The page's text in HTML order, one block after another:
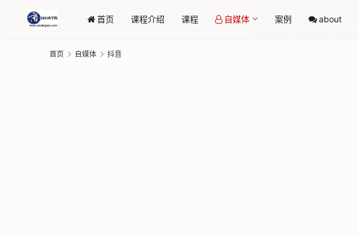
首页 课程介绍 课程 自媒体 案例 about
首页 自媒体 抖音